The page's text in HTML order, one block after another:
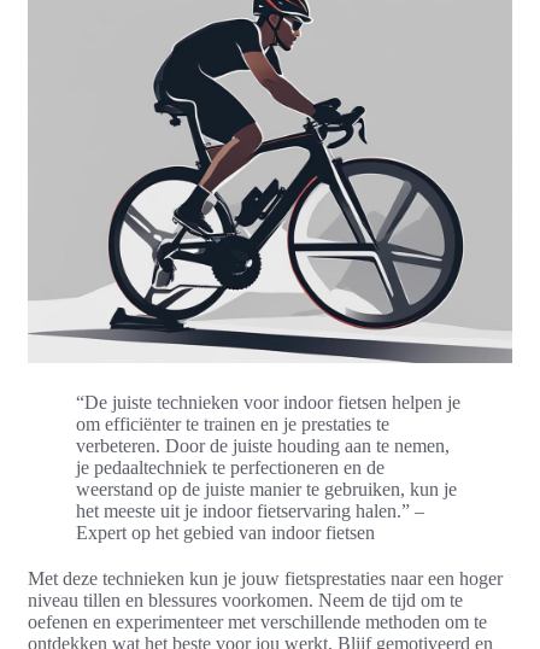
“De juiste technieken voor indoor fietsen helpen je
om efficiënter te trainen en je prestaties te
verbeteren. Door de juiste houding aan te nemen,
je pedaaltechniek te perfectioneren en de
weerstand op de juiste manier te gebruiken, kun je
het meeste uit je indoor fietservaring halen.” –
Expert op het gebied van indoor fietsen
Met deze technieken kun je jouw fietsprestaties naar een hoger
niveau tillen en blessures voorkomen. Neem de tijd om te
oefenen en experimenteer met verschillende methoden om te
ontdekken wat het beste voor jou werkt. Blijf gemotiveerd en